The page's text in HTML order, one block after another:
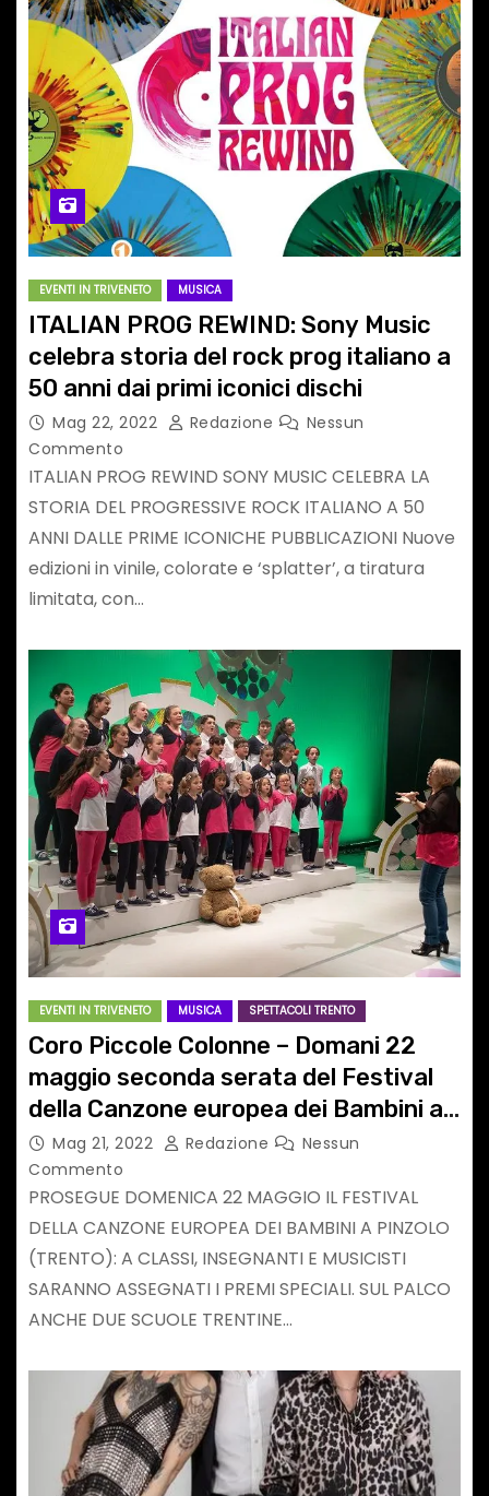
EVENTI IN TRIVENETO MUSICA
ITALIAN PROG REWIND: Sony Music
celebra storia del rock prog italiano a
50 anni dai primi iconici dischi
Mag 22, 2022 Redazione
Nessun
Commento
ITALIAN PROG REWIND SONY MUSIC CELEBRA LA
STORIA DEL PROGRESSIVE ROCK ITALIANO A 50
ANNI DALLE PRIME ICONICHE PUBBLICAZIONI Nuove
edizioni in vinile, colorate e ‘splatter’, a tiratura
limitata, con…
EVENTI IN TRIVENETO MUSICA SPETTACOLI TRENTO
Coro Piccole Colonne – Domani 22
maggio seconda serata del Festival
della Canzone europea dei Bambini a
Pinzolo – Trento: sul palco anche le
classi di due scuole trentine
Mag 21, 2022 Redazione
Nessun
Commento
PROSEGUE DOMENICA 22 MAGGIO IL FESTIVAL
DELLA CANZONE EUROPEA DEI BAMBINI A PINZOLO
(TRENTO): A CLASSI, INSEGNANTI E MUSICISTI
SARANNO ASSEGNATI I PREMI SPECIALI. SUL PALCO
ANCHE DUE SCUOLE TRENTINE…